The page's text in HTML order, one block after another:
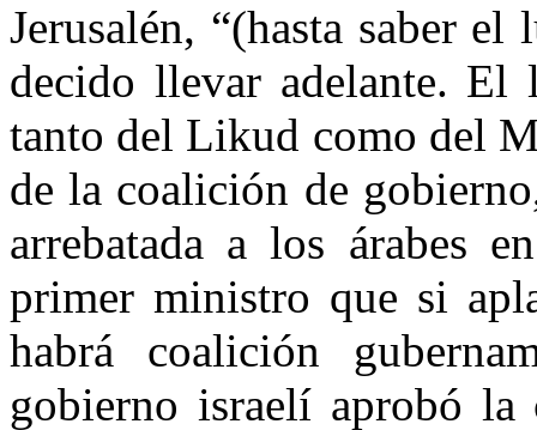
Jerusalén, “(hasta saber
decido llevar adelante. El
tanto del Likud como del
de la coalición de
arrebatada a los árabes
primer ministro que si
habrá coalición
gobierno israelí aprobó la